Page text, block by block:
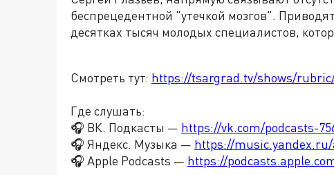
беспрецедентной "утечкой мозгов".
десятках тысяч молодых специалистов,
Смотреть тут: https://tsargrad.tv/shows/
Где слушать:
🎧 ВК. Подкасты — https://vk.com/podcasts-
🎧 Яндекс. Музыка — https://music.yandex.ru/
🎧 Apple Podcasts — https://